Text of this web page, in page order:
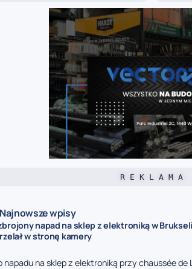
R E K L A M A
Najnowsze wpisy
napad na sklep z elektroniką w
w stronę kamery
napadu na sklep z elektroniką przy chaussée de